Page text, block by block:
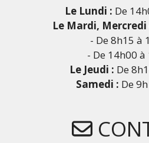
Le Lundi : De
Le Mardi,
- De 8h15 à
- De 14h00 à
Le Jeudi : De
Samedi : De